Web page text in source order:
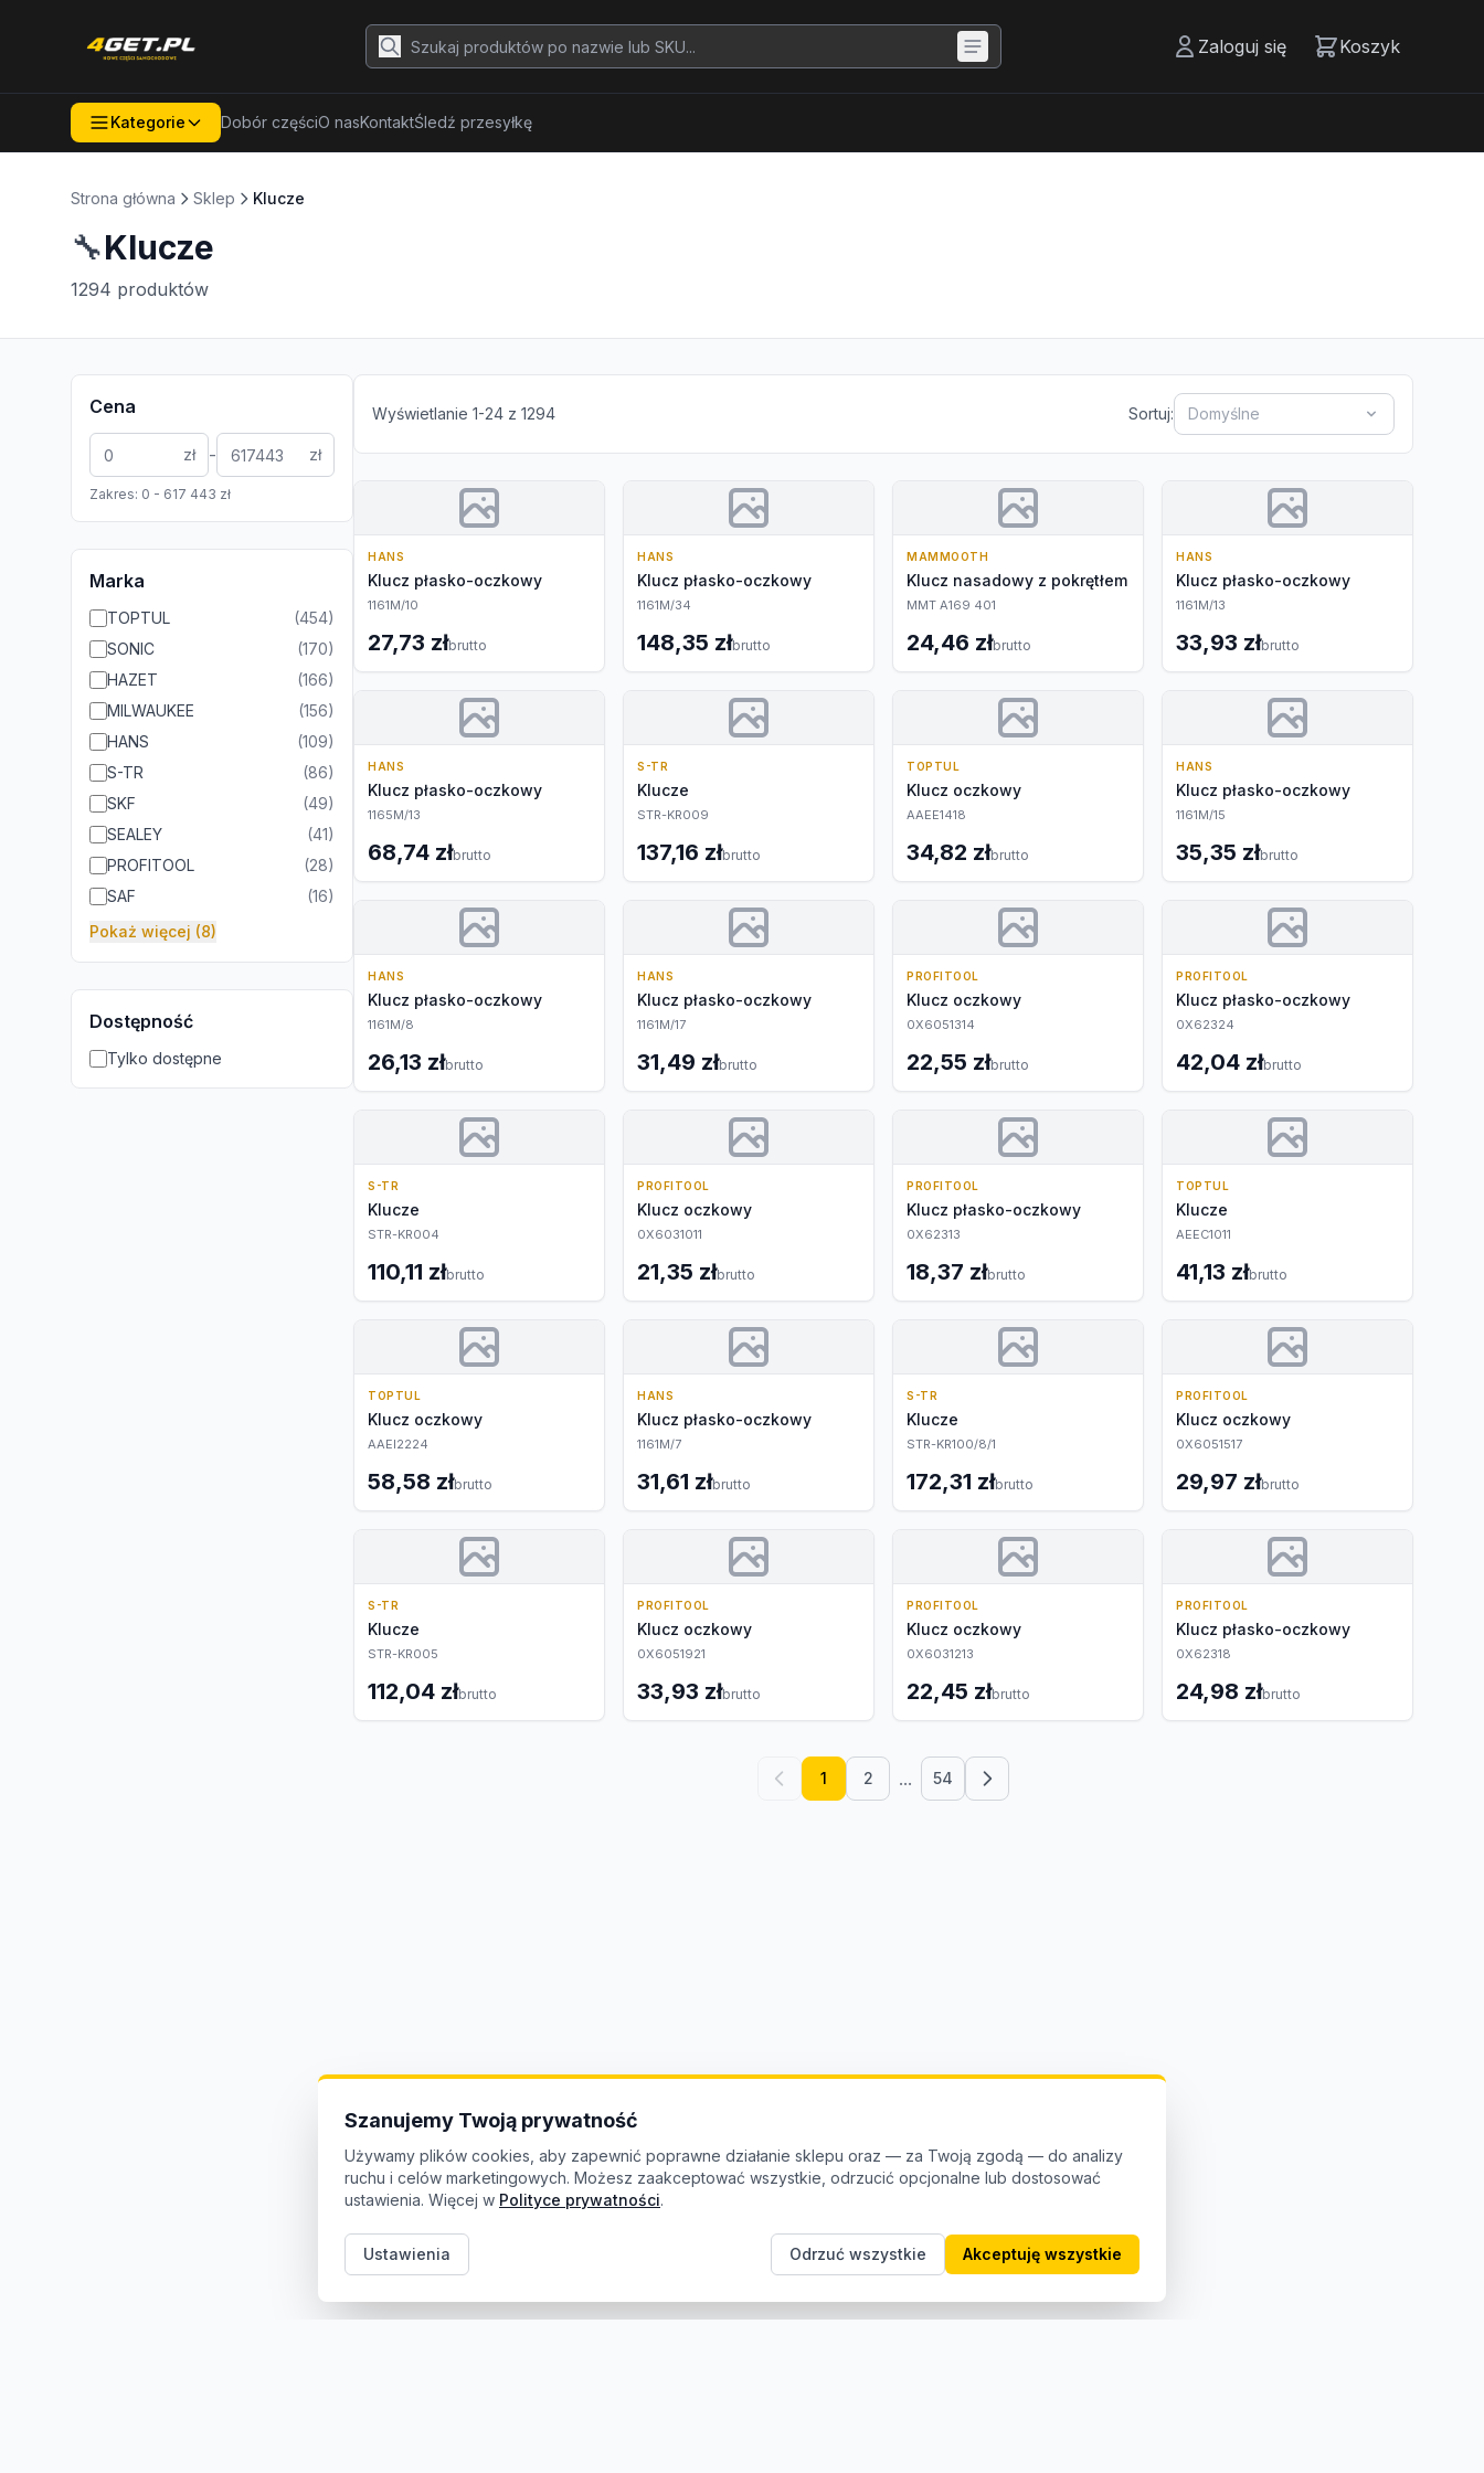
Zaloguj się Koszyk
Kategorie Dobór częściO nasKontaktŚledź przesyłkę
Strona główna Sklep Klucze
🔧Klucze
1294 produktów
Cena
zł - zł
Zakres: 0 - 617 443 zł
Marka
TOPTUL (454)
SONIC
(170)
HAZET
(166)
MILWAUKEE
(156)
HANS
(109)
S-TR
(86)
SKF
(49)
SEALEY
(41)
PROFITOOL
(28)
SAF
(16)
Pokaż więcej (8)
Dostępność
Tylko dostępne
Wyświetlanie 1-24 z 1294 Sortuj: Domyślne
HANS
Klucz płasko-oczkowy
1161M/10
27,73 złbrutto
HANS
Klucz płasko-oczkowy
1161M/34
148,35 złbrutto
MAMMOOTH
Klucz nasadowy z pokrętłem
MMT A169 401
24,46 złbrutto
HANS
Klucz płasko-oczkowy
1161M/13
33,93 złbrutto
HANS
Klucz płasko-oczkowy
1165M/13
68,74 złbrutto
S-TR
Klucze
STR-KR009
137,16 złbrutto
TOPTUL
Klucz oczkowy
AAEE1418
34,82 złbrutto
HANS
Klucz płasko-oczkowy
1161M/15
35,35 złbrutto
HANS
Klucz płasko-oczkowy
1161M/8
26,13 złbrutto
HANS
Klucz płasko-oczkowy
1161M/17
31,49 złbrutto
PROFITOOL
Klucz oczkowy
0X6051314
22,55 złbrutto
PROFITOOL
Klucz płasko-oczkowy
0X62324
42,04 złbrutto
S-TR
Klucze
STR-KR004
110,11 złbrutto
PROFITOOL
Klucz oczkowy
0X6031011
21,35 złbrutto
PROFITOOL
Klucz płasko-oczkowy
0X62313
18,37 złbrutto
TOPTUL
Klucze
AEEC1011
41,13 złbrutto
TOPTUL
Klucz oczkowy
AAEI2224
58,58 złbrutto
HANS
Klucz płasko-oczkowy
1161M/7
31,61 złbrutto
S-TR
Klucze
STR-KR100/8/1
172,31 złbrutto
PROFITOOL
Klucz oczkowy
0X6051517
29,97 złbrutto
S-TR
Klucze
STR-KR005
112,04 złbrutto
PROFITOOL
Klucz oczkowy
0X6051921
33,93 złbrutto
PROFITOOL
Klucz oczkowy
0X6031213
22,45 złbrutto
PROFITOOL
Klucz płasko-oczkowy
0X62318
24,98 złbrutto
1 2 ... 54
Szanujemy Twoją prywatność
Używamy plików cookies, aby zapewnić poprawne działanie sklepu oraz — za Twoją zgodą — do analizy
ruchu i celów marketingowych. Możesz zaakceptować wszystkie, odrzucić opcjonalne lub dostosować
ustawienia. Więcej w Polityce prywatności.
Ustawienia Odrzuć wszystkie Akceptuję wszystkie